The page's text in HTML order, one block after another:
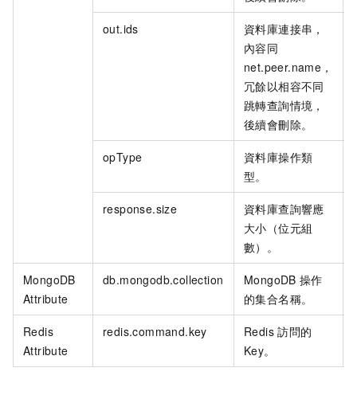
out.ids
資料庫連接串，
內容同
net.peer.name，
冗餘以相容不同
跳轉查詢情境，
後續會刪除。
opType
資料庫操作類
型。
response.size
資料庫查詢響應
大小（位元組
數）。
MongoDB
Attribute
db.mongodb.collection MongoDB 操作
的集合名稱。
Redis
Attribute
redis.command.key Redis 訪問的
Key。